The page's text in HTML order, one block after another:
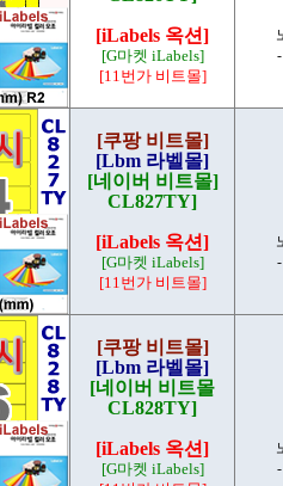
[iLabels 옥션]
[G마켓 iLabels]
[11번가 비트몰]
[쿠팡 비트몰]
[Lbm 라벨몰]
[네이버 비트몰]
CL827TY]
[iLabels 옥션]
[G마켓 iLabels]
[11번가 비트몰]
[쿠팡 비트몰]
[Lbm 라벨몰]
[네이버 비트몰
CL828TY]
[iLabels 옥션]
[G마켓 iLabels]